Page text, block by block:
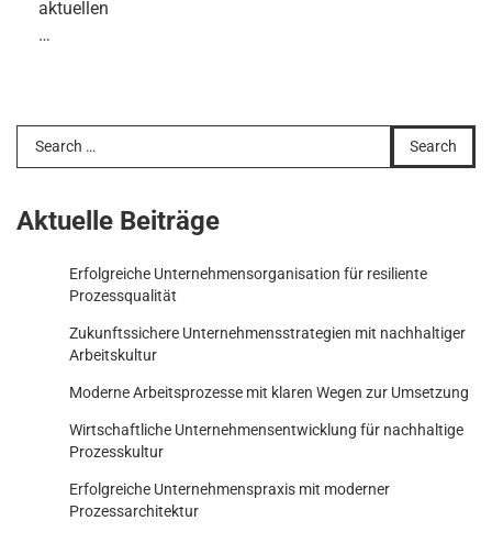
aktuellen
…
Search
for:
Aktuelle Beiträge
Erfolgreiche Unternehmensorganisation für resiliente
Prozessqualität
Zukunftssichere Unternehmensstrategien mit nachhaltiger
Arbeitskultur
Moderne Arbeitsprozesse mit klaren Wegen zur Umsetzung
Wirtschaftliche Unternehmensentwicklung für nachhaltige
Prozesskultur
Erfolgreiche Unternehmenspraxis mit moderner
Prozessarchitektur